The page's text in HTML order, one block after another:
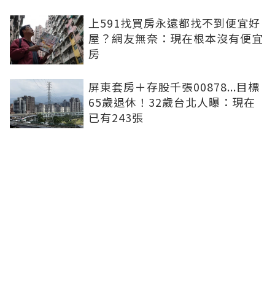
上591找買房永遠都找不到便宜好
屋？網友無奈：現在根本沒有便宜
房
屏東套房＋存股千張00878...目標
65歲退休！32歲台北人曝：現在
已有243張